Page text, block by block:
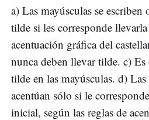
a) Las mayúsculas se
tilde si les corresponde
acentuación gráfica del
nunca deben llevar tilde. c)
tilde en las mayúsculas. d) Las
acentúan sólo si le
inicial, según las reglas de